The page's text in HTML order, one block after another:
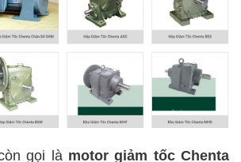
gọi là motor giảm tốc Chenta